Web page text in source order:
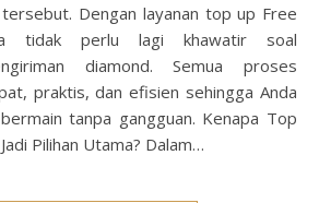
Dengan layanan top up Free
tidak perlu lagi khawatir soal
diamond. Semua proses
praktis, dan efisien sehingga Anda
tanpa gangguan. Kenapa Top
Pilihan Utama? Dalam…